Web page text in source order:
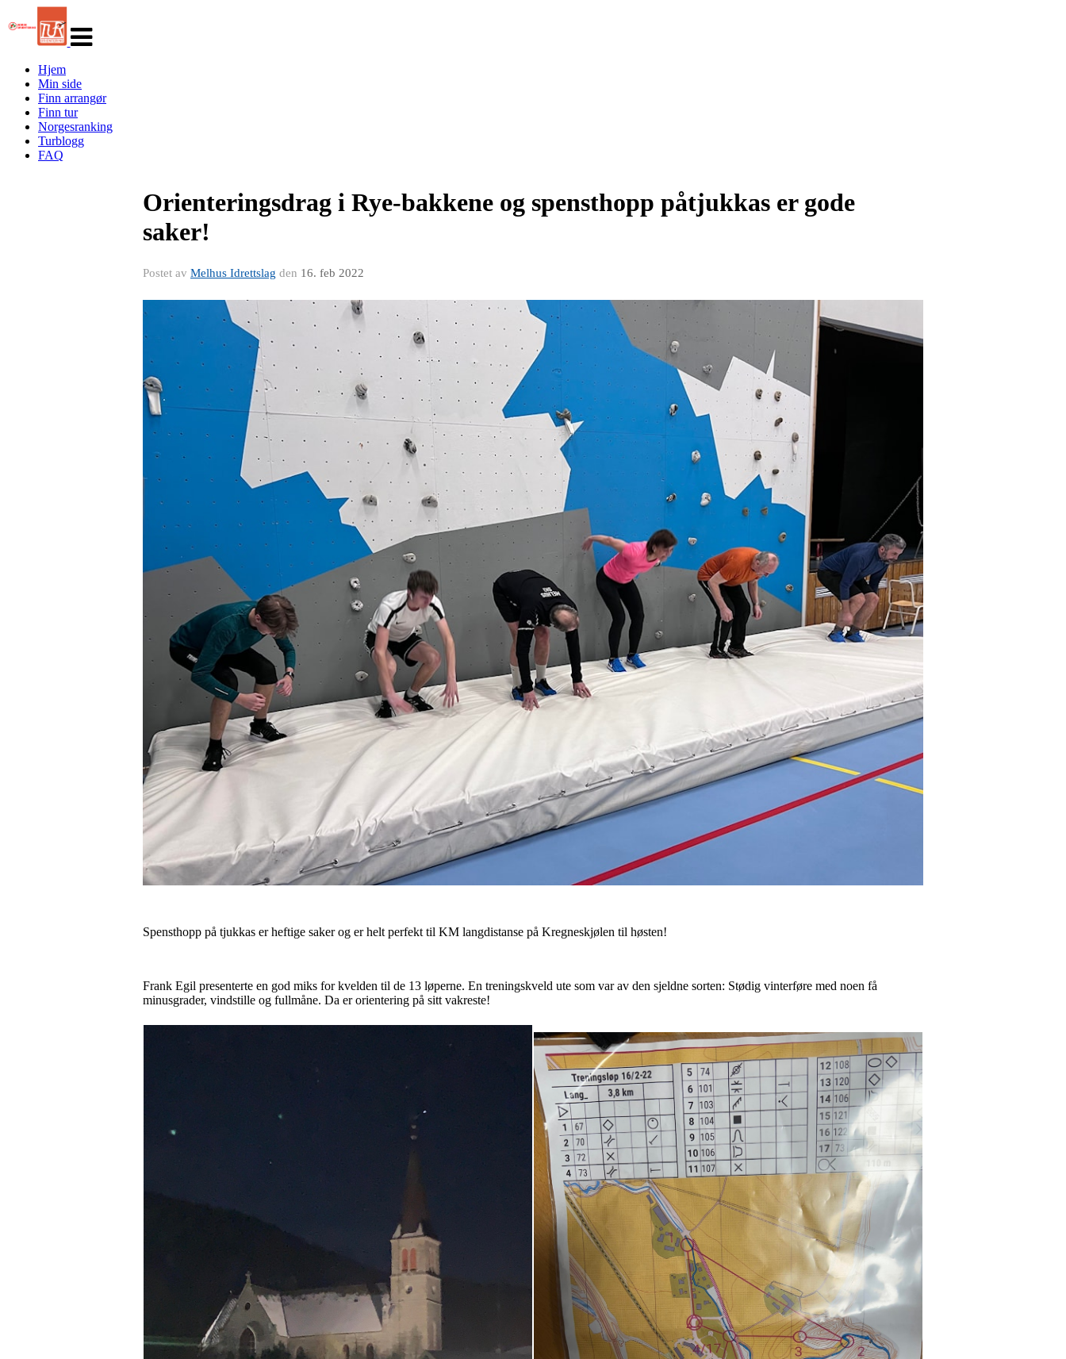
navigasjon
Hjem
Min side
Finn arrangør
Finn tur
Norgesranking
Turblogg
FAQ
Orienteringsdrag i Rye-bakkene og spensthopp påtjukkas er gode
saker!
Postet av Melhus Idrettslag den 16. feb 2022
Spensthopp på tjukkas er heftige saker og er helt perfekt til KM langdistanse på Kregneskjølen til høsten!
Frank Egil presenterte en god miks for kvelden til de 13 løperne. En treningskveld ute som var av den sjeldne sorten: Stødig vinterføre med noen få
minusgrader, vindstille og fullmåne. Da er orientering på sitt vakreste!